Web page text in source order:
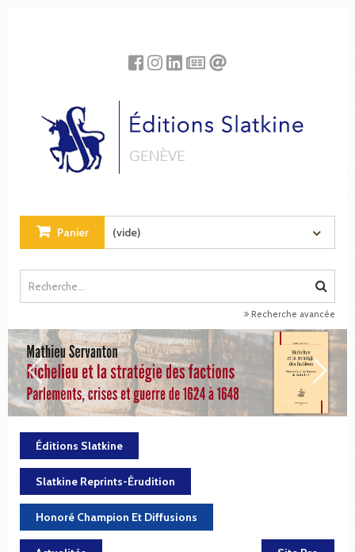
Panier (vide)
Recherche avancée
Éditions Slatkine
Slatkine Reprints-Érudition
Honoré Champion Et Diffusions